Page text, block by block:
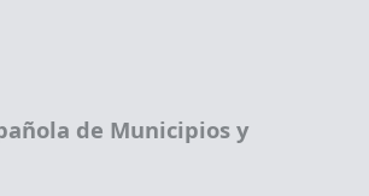
de Municipios y